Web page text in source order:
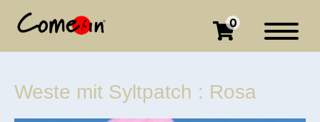
0
Weste mit Syltpatch : Rosa